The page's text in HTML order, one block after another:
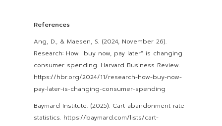
References
Ang, D., & Maesen, S. (2024, November 26).
Research: How "buy now, pay later" is changing
consumer spending. Harvard Business Review.
https://hbr.org/2024/11/research-how-buy-now-
pay-later-is-changing-consumer-spending
Baymard Institute. (2025). Cart abandonment rate
statistics. https://baymard.com/lists/cart-